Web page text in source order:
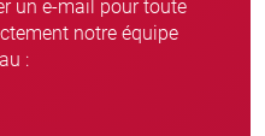
un e-mail pour toute
notre équipe
: